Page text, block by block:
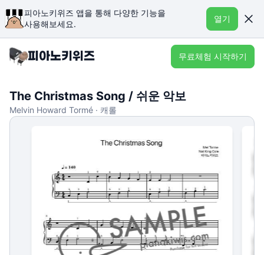
피아노키위즈 앱을 통해 다양한 기능을
사용해보세요.
열기
무료체험 시작하기
The Christmas Song / 쉬운 악보
Melvin Howard Tormé · 캐롤